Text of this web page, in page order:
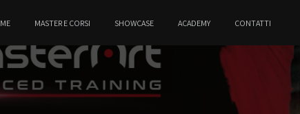
MASTER E CORSI SHOWCASE ACADEMY CONTATTI